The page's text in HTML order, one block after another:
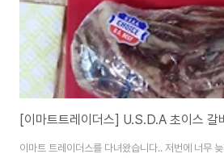
[이마트트레이더스] U.S.D.A 초이스 갈
이마트 트레이더스를 다녀왔습니다.. 저번에 너무